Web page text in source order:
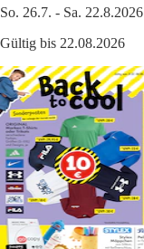
So. 26.7. - Sa. 22.8.2026
Gültig bis 22.08.2026